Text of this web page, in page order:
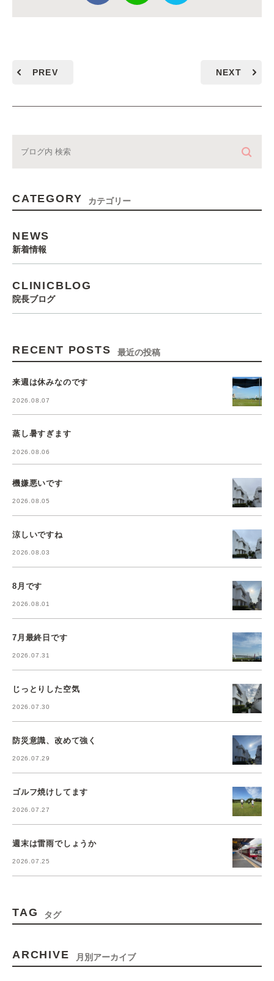
PREV NEXT
CATEGORY カテゴリー
NEWS
新着情報
CLINICBLOG
院長ブログ
RECENT POSTS 最近の投稿
来週は休みなのです
2026.08.07
蒸し暑すぎます
2026.08.06
機嫌悪いです
2026.08.05
涼しいですね
2026.08.03
8月です
2026.08.01
7月最終日です
2026.07.31
じっとりした空気
2026.07.30
防災意識、改めて強く
2026.07.29
ゴルフ焼けしてます
2026.07.27
週末は雷雨でしょうか
2026.07.25
TAG タグ
ARCHIVE 月別アーカイブ